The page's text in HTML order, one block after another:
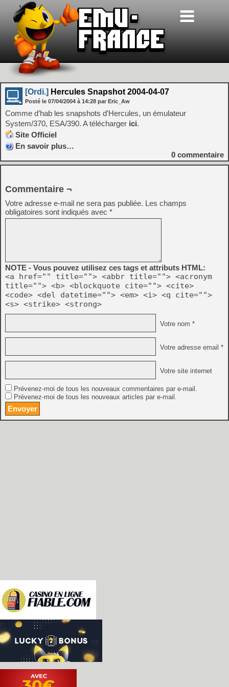
[Ordi.] Hercules Snapshot 2004-04-07
Posté le 07/04/2004 à 14:28 par Eric_Aw
Comme d’hab les snapshots d’Hercules, un émulateur
System/370, ESA/390. A télécharger ici.
Site Officiel
En savoir plus…
0 commentaire
Commentaire ¬
Votre adresse e-mail ne sera pas publiée. Les champs
obligatoires sont indiqués avec *
NOTE - Vous pouvez utilisez ces tags et attributs HTML:
<a href="" title=""> <abbr title=""> <acronym
title=""> <b> <blockquote cite=""> <cite>
<code> <del datetime=""> <em> <i> <q cite="">
<s> <strike> <strong>
Votre nom *
Votre adresse email *
Votre site internet
Prévenez-moi de tous les nouveaux commentaires par e-mail.
Prévenez-moi de tous les nouveaux articles par e-mail.